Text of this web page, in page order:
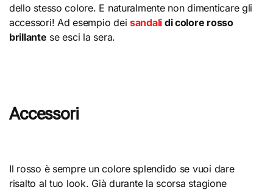
dello stesso colore. E naturalmente non dimenticare gli
accessori! Ad esempio dei sandali di colore rosso
brillante se esci la sera.
Accessori
Il rosso è sempre un colore splendido se vuoi dare
risalto al tuo look. Già durante la scorsa stagione